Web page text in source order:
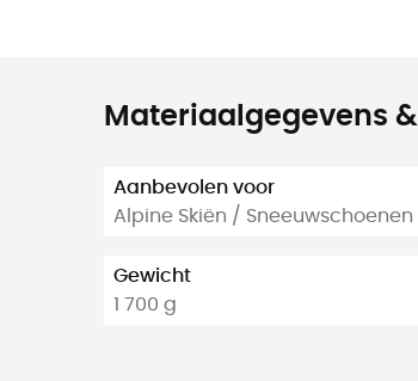
Materiaalgegevens
Aanbevolen voor
Alpine Skiën /
Gewicht
1 700 g